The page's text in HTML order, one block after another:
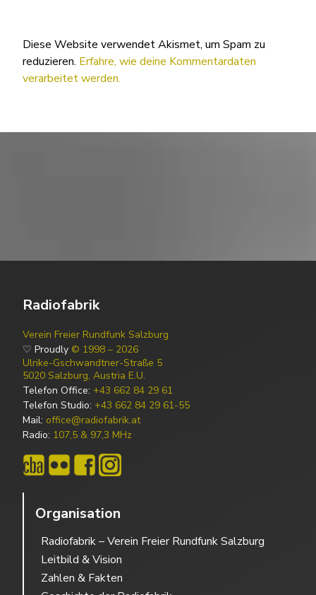
Diese Website verwendet Akismet, um Spam zu
reduzieren. Erfahre, wie deine Kommentardaten
verarbeitet werden.
Radiofabrik
Verein Freier Rundfunk Salzburg
♡ Proudly © 1998 – 2026
Ulrike-Gschwandtner-Straße 5
5020 Salzburg, Austria E.U.
Telefon Office: +43 662 84 29 61
Telefon Studio: +43 662 84 29 61-55
Mail: office@radiofabrik.at
Radio: 107,5 & 97,3 MHz
Organisation
Radiofabrik – Verein Freier Rundfunk Salzburg
Leitbild & Vision
Zahlen & Fakten